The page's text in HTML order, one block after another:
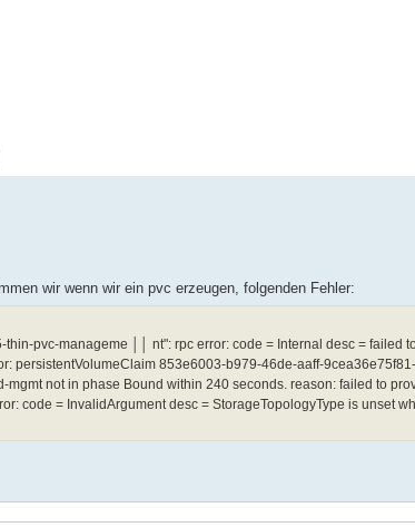
wir wenn wir ein pvc erzeugen, folgenden Fehler:
pvc-manageme ││ nt": rpc error: code = Internal desc = failed
persistentVolumeClaim 853e6003-b979-46de-aaff-
not in phase Bound within 240 seconds. reason: failed to
code = InvalidArgument desc = StorageTopologyType is unset